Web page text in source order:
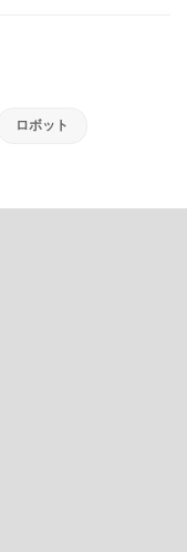
ロボット